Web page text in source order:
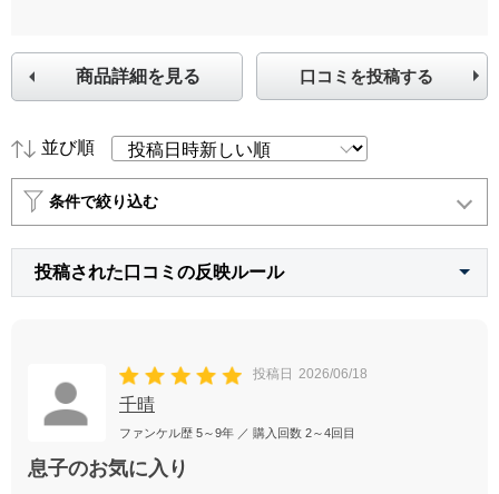
口コミを投稿する
商品詳細を見る
並び順
条件で絞り込む
投稿された口コミの反映ルール
投稿日 2026/06/18
千晴
ファンケル歴 5～9年 ／ 購入回数 2～4回目
息子のお気に入り